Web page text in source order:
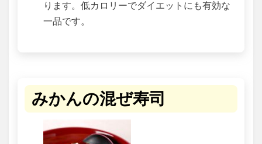
ります。低カロリーでダイエットにも有効な
一品です。
みかんの混ぜ寿司